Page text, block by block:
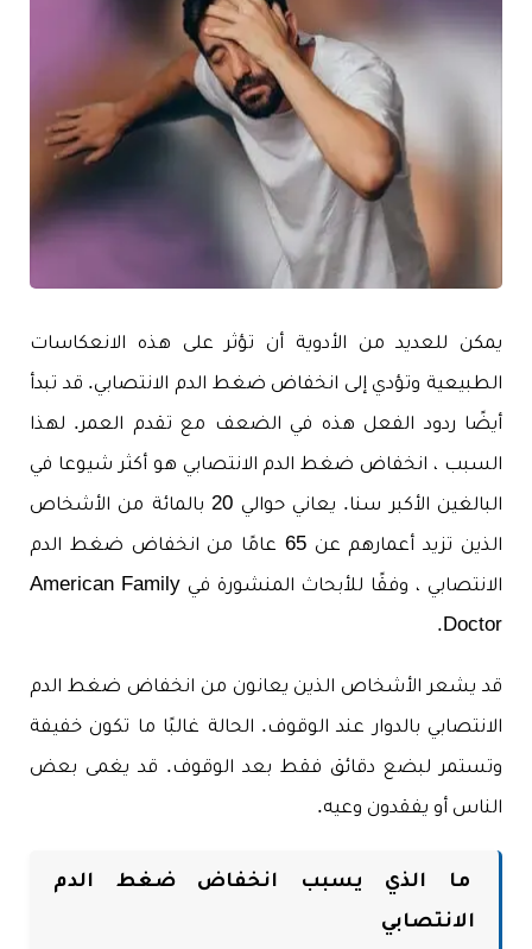
يمكن للعديد من الأدوية أن تؤثر على هذه الانعكاسات
الطبيعية وتؤدي إلى انخفاض ضغط الدم الانتصابي. قد تبدأ
أيضًا ردود الفعل هذه في الضعف مع تقدم العمر. لهذا
السبب ، انخفاض ضغط الدم الانتصابي هو أكثر شيوعا في
البالغين الأكبر سنا. يعاني حوالي 20 بالمائة من الأشخاص
الذين تزيد أعمارهم عن 65 عامًا من انخفاض ضغط الدم
الانتصابي ، وفقًا للأبحاث المنشورة في American Family
Doctor.
قد يشعر الأشخاص الذين يعانون من انخفاض ضغط الدم
الانتصابي بالدوار عند الوقوف. الحالة غالبًا ما تكون خفيفة
وتستمر لبضع دقائق فقط بعد الوقوف. قد يغمى بعض
الناس أو يفقدون وعيه.
ما الذي يسبب انخفاض ضغط الدم
الانتصابي